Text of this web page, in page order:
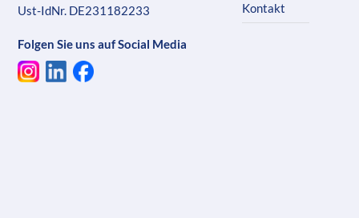
Ust-IdNr. DE231182233
Folgen Sie uns auf Social Media
Kontakt